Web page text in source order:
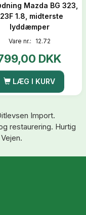
Mazda BG 323,
1.8, midterste
lyddæmper
Vare nr.: 12.72
DKK
LÆG I KURV
Import.
restaurering. Hurtig